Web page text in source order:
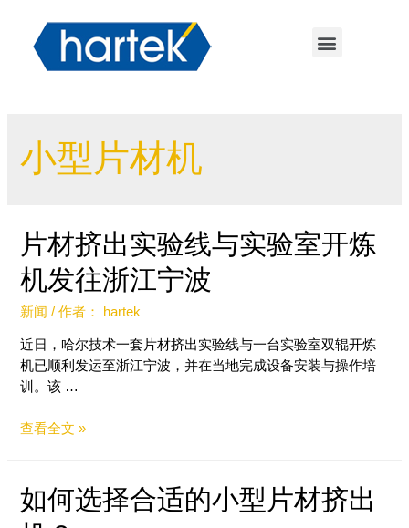
小型片材机
片材挤出实验线与实验室开炼
机发往浙江宁波
新闻 / 作者： hartek
近日，哈尔技术一套片材挤出实验线与一台实验室双辊开炼
机已顺利发运至浙江宁波，并在当地完成设备安装与操作培
训。该 …
查看全文 »
如何选择合适的小型片材挤出